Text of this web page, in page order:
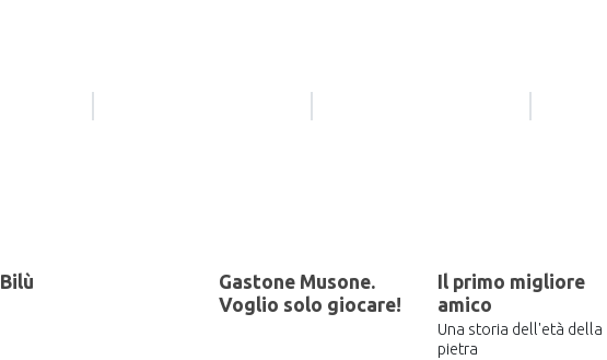
Bilù
Gastone Musone.
Voglio solo giocare!
Il primo migliore
amico
Una storia dell'età della
pietra